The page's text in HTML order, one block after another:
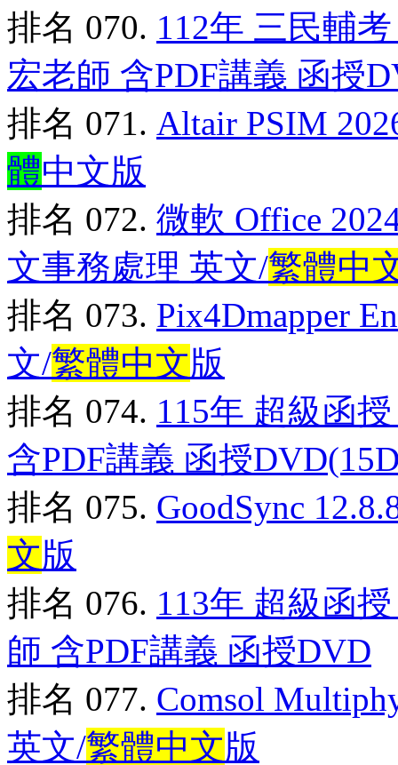
排名 070. 112年 三民輔
宏老師 含PDF講義 函授
排名 071. Altair PSIM
體中文版
排名 072. 微軟 Office
文事務處理 英文/繁體中
排名 073. Pix4Dmapper
文/繁體中文版
排名 074. 115年 超級函
含PDF講義 函授
排名 075. GoodSync
文版
排名 076. 113年 超級函
師 含PDF講義 函授DVD
排名 077. Comsol
英文/繁體中文版